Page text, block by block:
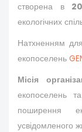
створена в
екологічних
Натхненням
екопоселень
Місія
екопоселень
поширення
усвідомленого